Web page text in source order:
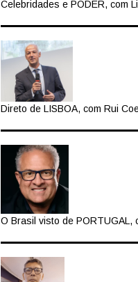
Celebridades e PODER, com
Direto de LISBOA, com Rui
O Brasil visto de PORTUGAL,